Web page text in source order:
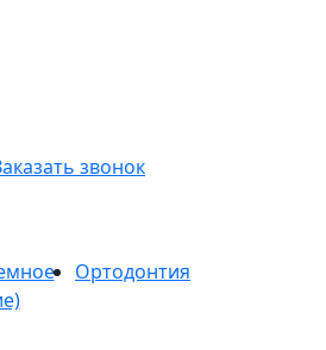
звонок
Ортодонтия